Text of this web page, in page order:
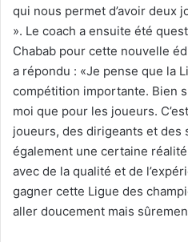
qui nous permet d’avoir deux
». Le coach a ensuite été
Chabab pour cette nouvelle
a répondu : «Je pense que la
compétition importante. Bien
moi que pour les joueurs.
joueurs, des dirigeants et des
également une certaine
avec de la qualité et de
gagner cette Ligue des
aller doucement mais